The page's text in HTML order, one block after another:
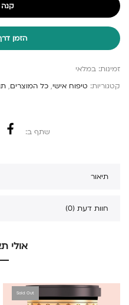
קנה
הזמן
זמינות: במלאי
קטגוריות: טיפוח אישי, כל המוצרים,
שתף ב:
תיאור
חוות דעת (0)
אולי
Sold Out